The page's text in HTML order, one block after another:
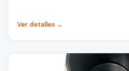
Ver detalles →